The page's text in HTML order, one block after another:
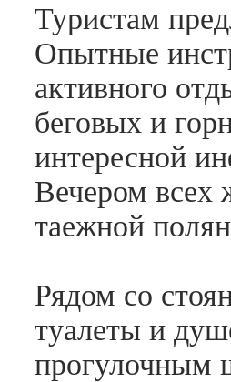
Туристам
Опытные
активного
беговых и
интересной
Вечером всех
таежной
Рядом со
туалеты и
прогулочным